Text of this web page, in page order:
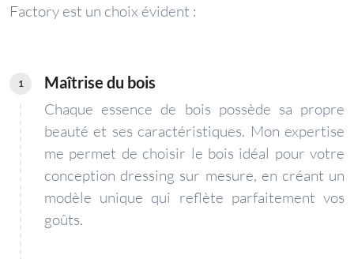
Factory est un choix évident :
1 Maîtrise du bois
Chaque essence de bois possède sa propre
beauté et ses caractéristiques. Mon expertise
me permet de choisir le bois idéal pour votre
conception dressing sur mesure, en créant un
modèle unique qui reflète parfaitement vos
goûts.